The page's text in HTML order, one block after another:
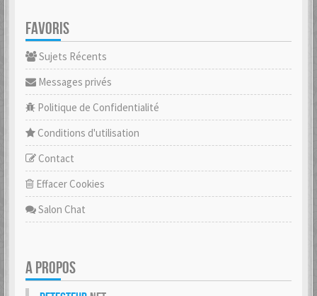
FAVORIS
Sujets Récents
Messages privés
Politique de Confidentialité
Conditions d'utilisation
Contact
Effacer Cookies
Salon Chat
A PROPOS